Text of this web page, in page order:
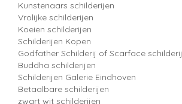
Kunstenaars schilderijen
Vrolijke schilderijen
Koeien schilderijen
Schilderijen Kopen
Godfather Schilderij of Scarface schilderij
Buddha schilderijen
Schilderijen Galerie Eindhoven
Betaalbare schilderijen
zwart wit schilderijen